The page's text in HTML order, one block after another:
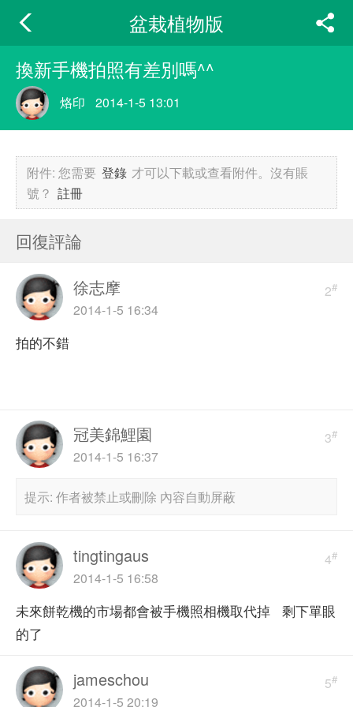
盆栽植物版
換新手機拍照有差別嗎^^
烙印 2014-1-5 13:01
附件:您需要 登錄 才可以下載或查看附件。沒有賬
號？ 註冊
回復評論
2#
徐志摩
2014-1-5 16:34
拍的不錯
3#
冠美錦鯉園
2014-1-5 16:37
提示: 作者被禁止或刪除 內容自動屏蔽
4#
tingtingaus
2014-1-5 16:58
未來餅乾機的市場都會被手機照相機取代掉 剩下單眼
的了
5#
jameschou
2014-1-5 20:19